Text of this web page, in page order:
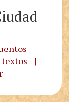
|
textos
|